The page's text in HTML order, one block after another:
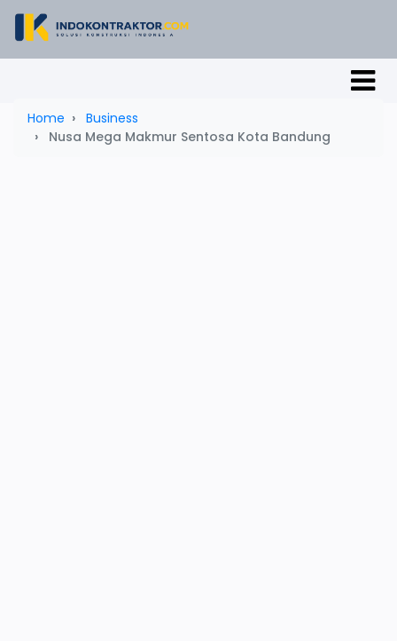
Home
Business
Nusa Mega Makmur Sentosa Kota Bandung